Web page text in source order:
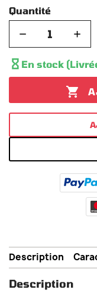
Quantité
− +
 En stock

Description
Description